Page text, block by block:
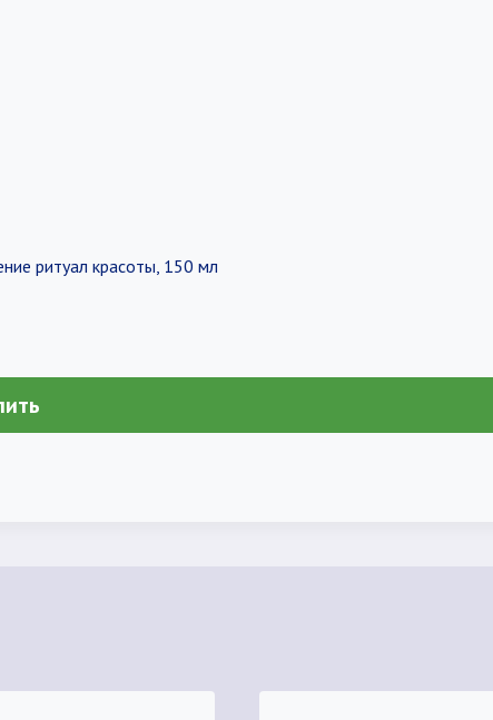
ритуал красоты, 150 мл